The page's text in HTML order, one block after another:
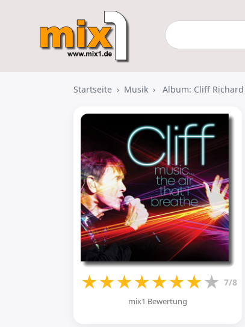
Startseite › Musik › Album: Cliff
★★★★★★★★ 7/8
mix1 Bewertung